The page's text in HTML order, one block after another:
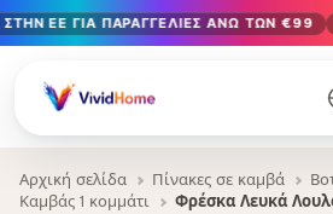
Δωρεάν παράδοση στην ΕΕ για
Χειροποίητο στη Βουλγαρία ·
12+ χρόνια χειροτεχνίας · Μόνο
ΕΕ ΓΙΑ ΠΑΡΑΓΓΕΛΊΕΣ ΆΝΩ ΤΩΝ €99
Αρχική σελίδα Πίνακες σε καμβά
Καμβάς 1 κομμάτι
Φρέσκα Λευκά